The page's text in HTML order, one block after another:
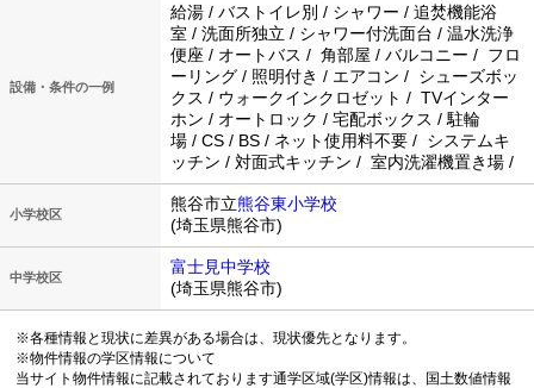
設備・条件の一例
給湯 / バストイレ別 / シャワー / 追焚機能浴
室 / 洗面所独立 / シャワー付洗面台 / 温水洗浄
便座 / オートバス / 角部屋 / バルコニー / フロ
ーリング / 照明付き / エアコン / シューズボッ
クス / ウォークインクロゼット / TVインター
ホン / オートロック / 宅配ボックス / 駐輪
場 / CS / BS / ネット使用料不要 / システムキ
ッチン / 対面式キッチン / 室内洗濯機置き場 /
小学校区
熊谷市立熊谷東小学校
(埼玉県熊谷市)
中学校区
富士見中学校
(埼玉県熊谷市)
※各種情報と現状に差異がある場合は、現状優先となります。
※物件情報の学区情報について
当サイト物件情報に記載されております通学区域(学区)情報は、国土数値情報